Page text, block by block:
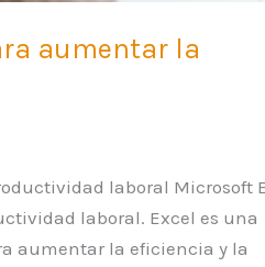
aumentar la
laboral Microsoft
laboral. Excel es una
aumentar la eficiencia y la